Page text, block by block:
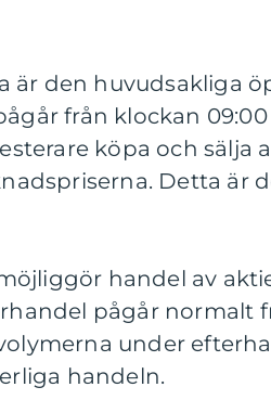
är den huvudsakliga
från klockan 09:00
köpa och sälja
Detta är
handel av
pågår normalt
under
handeln.